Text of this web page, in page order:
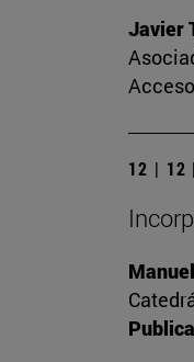
Javier
12 | 12